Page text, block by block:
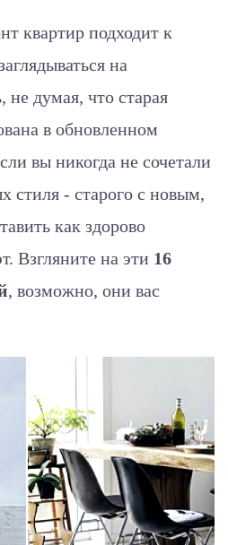
квартир подходит к
на
думая, что старая
в обновленном
вы никогда не сочетали
стиля - старого с новым,
как здорово
Взгляните на эти 16
, возможно, они вас